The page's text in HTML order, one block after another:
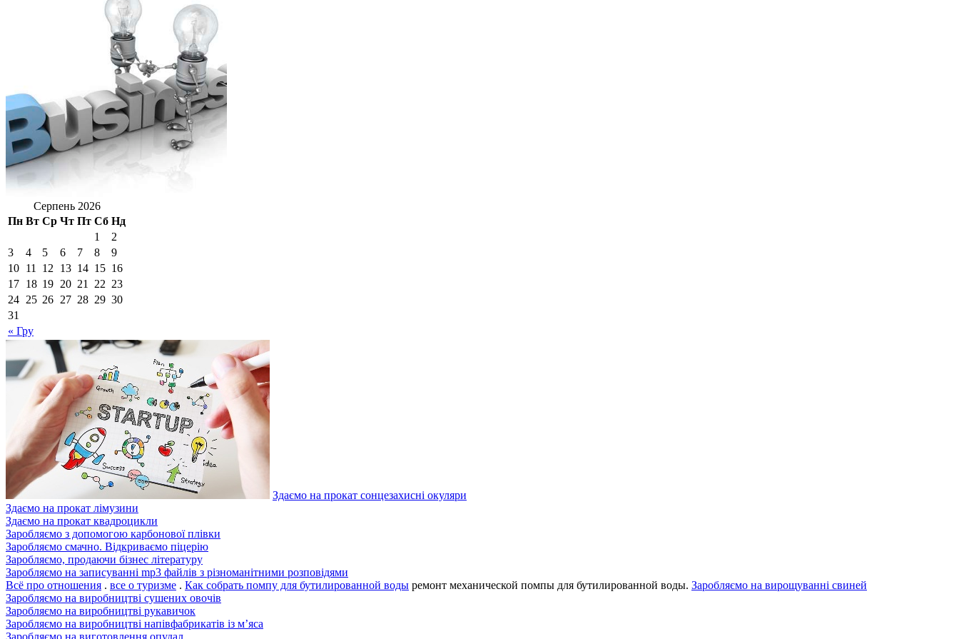
Серпень 2026
Пн Вт Ср Чт Пт Сб Нд
« Гру
1
2
3
4 5 6 7 8
9
10 11 12 13 14 15 16
17 18 19 20 21 22 23
24 25 26 27 28 29 30
31
Здаємо на прокат сонцезахисні окуляри
Здаємо на прокат лімузини
Здаємо на прокат квадроцикли
Заробляємо з допомогою карбонової плівки
Заробляємо смачно. Відкриваємо піцерію
Заробляємо, продаючи бізнес літературу
Заробляємо на записуванні mp3 файлів з різноманітними розповідями
Всё про отношения . все о туризме . Как собрать помпу для бутилированной воды ремонт механической помпы для бутилированной воды. Заробляємо на вирощуванні свиней
Заробляємо на виробництві сушених овочів
Заробляємо на виробництві рукавичок
Заробляємо на виробництві напівфабрикатів із м’яса